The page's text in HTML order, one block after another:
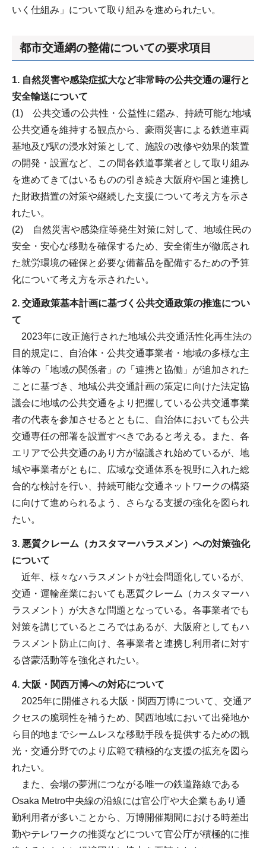
いく仕組み」について取り組みを進められたい。
都市交通網の整備についての要求項目
1. 自然災害や感染症拡大など非常時の公共交通の運行と
安全輸送について
(1) 公共交通の公共性・公益性に鑑み、持続可能な地域
公共交通を維持する観点から、豪雨災害による鉄道車両
基地及び駅の浸水対策として、施設の改修や効果的装置
の開発・設置など、この間各鉄道事業者として取り組み
を進めてきてはいるものの引き続き大阪府や国と連携し
た財政措置の対策や継続した支援について考え方を示さ
れたい。
(2) 自然災害や感染症等発生対策に対して、地域住民の
安全・安心な移動を確保するため、安全衛生が徹底され
た就労環境の確保と必要な備蓄品を配備するための予算
化について考え方を示されたい。
2. 交通政策基本計画に基づく公共交通政策の推進につい
て
2023年に改正施行された地域公共交通活性化再生法の
目的規定に、自治体・公共交通事業者・地域の多様な主
体等の「地域の関係者」の「連携と協働」が追加された
ことに基づき、地域公共交通計画の策定に向けた法定協
議会に地域の公共交通をより把握している公共交通事業
者の代表を参加させるとともに、自治体においても公共
交通専任の部署を設置すべきであると考える。また、各
エリアで公共交通のあり方が協議され始めているが、地
域や事業者がともに、広域な交通体系を視野に入れた総
合的な検討を行い、持続可能な交通ネットワークの構築
に向けて進められるよう、さらなる支援の強化を図られ
たい。
3. 悪質クレーム（カスタマーハラスメン）への対策強化
について
近年、様々なハラスメントが社会問題化しているが、
交通・運輸産業においても悪質クレーム（カスタマーハ
ラスメント）が大きな問題となっている。各事業者でも
対策を講じているところではあるが、大阪府としてもハ
ラスメント防止に向け、各事業者と連携し利用者に対す
る啓蒙活動等を強化されたい。
4. 大阪・関西万博への対応について
2025年に開催される大阪・関西万博について、交通ア
クセスの脆弱性を補うため、関西地域において出発地か
ら目的地までシームレスな移動手段を提供するための観
光・交通分野でのより広範で積極的な支援の拡充を図ら
れたい。
また、会場の夢洲につながる唯一の鉄道路線である
Osaka Metro中央線の沿線には官公庁や大企業もあり通
勤利用者が多いことから、万博開催期間における時差出
勤やテレワークの推奨などについて官公庁が積極的に推